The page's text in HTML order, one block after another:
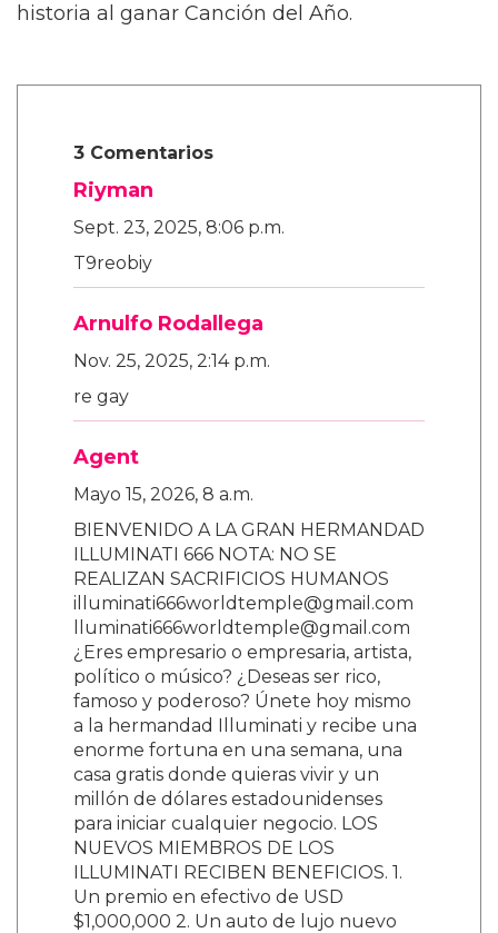
historia al ganar Canción del Año.
3 Comentarios
Riyman
Sept. 23, 2025, 8:06 p.m.
T9reobiy
Arnulfo Rodallega
Nov. 25, 2025, 2:14 p.m.
re gay
Agent
Mayo 15, 2026, 8 a.m.
BIENVENIDO A LA GRAN HERMANDAD
ILLUMINATI 666 NOTA: NO SE
REALIZAN SACRIFICIOS HUMANOS
illuminati666worldtemple@gmail.com
lluminati666worldtemple@gmail.com
¿Eres empresario o empresaria, artista,
político o músico? ¿Deseas ser rico,
famoso y poderoso? Únete hoy mismo
a la hermandad Illuminati y recibe una
enorme fortuna en una semana, una
casa gratis donde quieras vivir y un
millón de dólares estadounidenses
para iniciar cualquier negocio. LOS
NUEVOS MIEMBROS DE LOS
ILLUMINATI RECIBEN BENEFICIOS. 1.
Un premio en efectivo de USD
$1,000,000 2. Un auto de lujo nuevo